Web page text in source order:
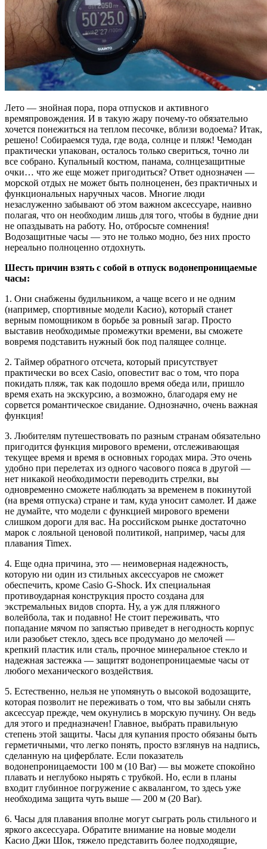
Лето — знойная пора, пора отпусков и активного
времяпровождения. И в такую жару почему-то обязательно
хочется понежиться на теплом песочке, вблизи водоема? Итак,
решено! Собираемся туда, где вода, солнце и пляж! Чемодан
практически упакован, осталось только свериться, точно ли
все собрано. Купальный костюм, панама, солнцезащитные
очки… что же еще может пригодиться? Ответ однозначен —
морской отдых не может быть полноценен, без практичных и
функциональных наручных часов. Многие люди
незаслуженно забывают об этом важном аксессуаре, наивно
полагая, что он необходим лишь для того, чтобы в будние дни
не опаздывать на работу. Но, отбросьте сомнения!
Водозащитные часы — это не только модно, без них просто
нереально полноценно отдохнуть.
Шесть причин взять с собой в отпуск водонепроницаемые
часы:
1. Они снабжены будильником, а чаще всего и не одним
(например, спортивные модели Касио), который станет
верным помощником в борьбе за ровный загар. Просто
выставив необходимые промежутки времени, вы сможете
вовремя подставить нужный бок под палящее солнце.
2. Таймер обратного отсчета, который присутствует
практически во всех Casio, оповестит вас о том, что пора
покидать пляж, так как подошло время обеда или, пришло
время ехать на экскурсию, а возможно, благодаря ему не
сорвется романтическое свидание. Однозначно, очень важная
функция!
3. Любителям путешествовать по разным странам обязательно
пригодится функция мирового времени, отслеживающая
текущее время и время в основных городах мира. Это очень
удобно при перелетах из одного часового пояса в другой —
нет никакой необходимости переводить стрелки, вы
одновременно сможете наблюдать за временем в покинутой
(на время отпуска) стране и там, куда уносит самолет. И даже
не думайте, что модели с функцией мирового времени
слишком дороги для вас. На российском рынке достаточно
марок с лояльной ценовой политикой, например, часы для
плавания Timex.
4. Еще одна причина, это — неимоверная надежность,
которую ни один из стильных аксессуаров не сможет
обеспечить, кроме Casio G-Shock. Их специальная
противоударная конструкция просто создана для
экстремальных видов спорта. Ну, а уж для пляжного
волейбола, так и подавно! Не стоит переживать, что
попадание мячом по запястью приведет в негодность корпус
или разобьет стекло, здесь все продумано до мелочей —
крепкий пластик или сталь, прочное минеральное стекло и
надежная застежка — защитят водонепроницаемые часы от
любого механического воздействия.
5. Естественно, нельзя не упомянуть о высокой водозащите,
которая позволит не переживать о том, что вы забыли снять
аксессуар прежде, чем окунулись в морскую пучину. Он ведь
для этого и предназначен! Главное, выбрать правильную
степень этой защиты. Часы для купания просто обязаны быть
герметичными, что легко понять, просто взглянув на надпись,
сделанную на циферблате. Если показатель
водонепроницаемости 100 м (10 Bar) — вы можете спокойно
плавать и неглубоко нырять с трубкой. Но, если в планы
входит глубинное погружение с аквалангом, то здесь уже
необходима защита чуть выше — 200 м (20 Bar).
6. Часы для плавания вполне могут сыграть роль стильного и
яркого аксессуара. Обратите внимание на новые модели
Касио Джи Шок, тяжело представить более подходящие,